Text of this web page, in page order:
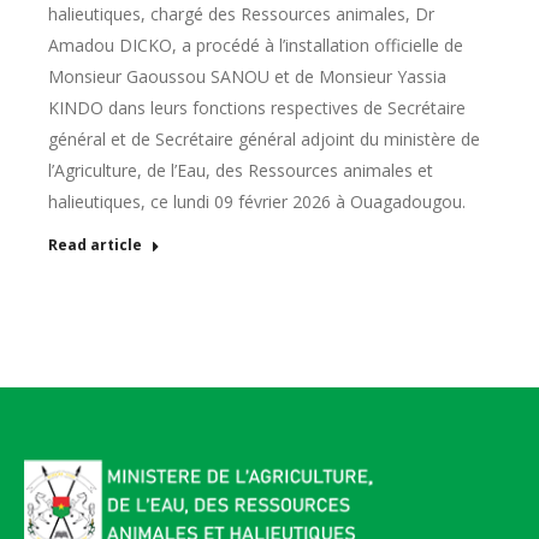
halieutiques, chargé des Ressources animales, Dr
Amadou DICKO, a procédé à l’installation officielle de
Monsieur Gaoussou SANOU et de Monsieur Yassia
KINDO dans leurs fonctions respectives de Secrétaire
général et de Secrétaire général adjoint du ministère de
l’Agriculture, de l’Eau, des Ressources animales et
halieutiques, ce lundi 09 février 2026 à Ouagadougou.
Read article